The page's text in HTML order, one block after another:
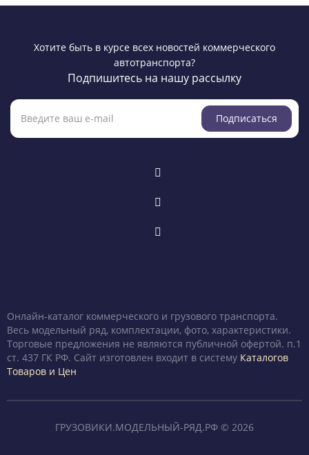
Хотите быть в курсе всех новостей коммерческого
автотранспорта?
Подпишитесь на нашу рассылку
Подписаться
Онлайн-каталог коммерческого и грузового транспорта.
Весь модельный ряд, комплектации, фото, характеристики.
Торговые предложения не являются публичной офертой. п.1
ст. 437 ГК РФ. Сайт изготовлен входит в систему Каталогов
Товаров и Цен
ГРУЗОВИКИ.МОДЕЛЬНЫЙ-РЯД.РФ © 2026